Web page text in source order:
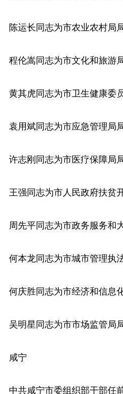
陈运长同志为市农业农村局
程伦嵩同志为市文化和旅游
黄其虎同志为市卫生健康委
袁用斌同志为市应急管理局
许志刚同志为市医疗保障局
王强同志为市人民政府扶贫
周先平同志为市政务服务和
何本龙同志为市城市管理执
何庆胜同志为市经济和信息
吴明星同志为市市场监管局
咸宁
中共咸宁市委组织部干部任